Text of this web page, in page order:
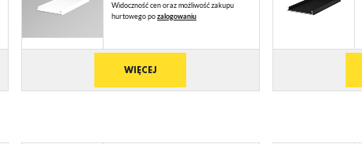
Widoczność cen oraz możliwość zakupu
hurtowego pozalogowaniu
WIĘCEJ